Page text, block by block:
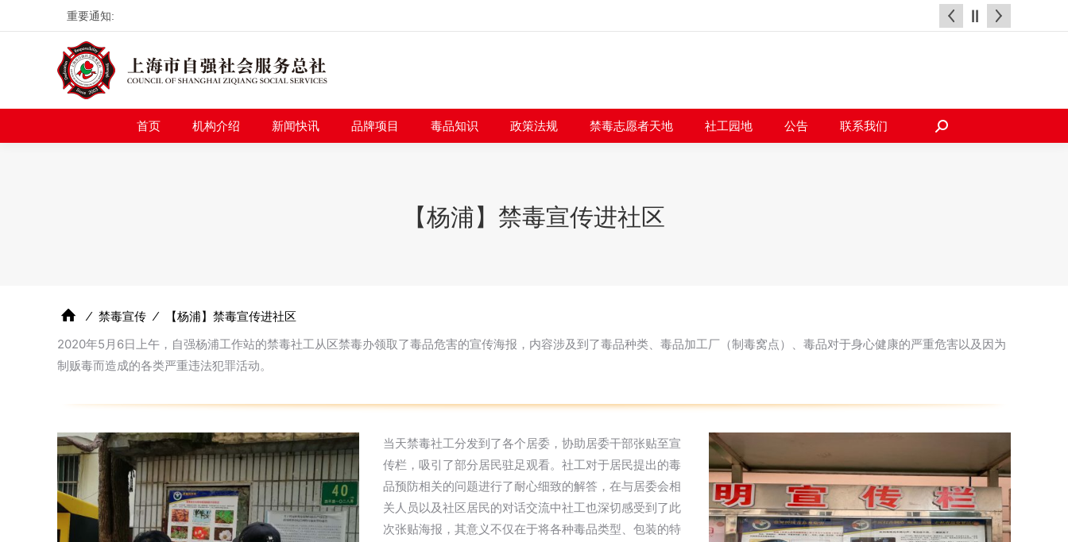
重要通知:
首页 机构介绍 新闻快讯 品牌项目 毒品知识 政策法规 禁毒志愿者天地 社工园地 公告 联系我们
搜
【杨浦】禁毒宣传进社区
⁄ 禁毒宣传 ⁄
【杨浦】禁毒宣传进社区
2020年5月6日上午，自强杨浦工作站的禁毒社工从区禁毒办领取了毒品危害的宣传海报，内容涉及到了毒品种类、毒品加工厂（制毒窝点）、毒品对于身心健康的严重危害以及因为
制贩毒而造成的各类严重违法犯罪活动。
当天禁毒社工分发到了各个居委，协助居委干部张贴至宣
传栏，吸引了部分居民驻足观看。社工对于居民提出的毒
品预防相关的问题进行了耐心细致的解答，在与居委会相
关人员以及社区居民的对话交流中社工也深切感受到了此
次张贴海报，其意义不仅在于将各种毒品类型、包装的特
首页 机构介绍 新闻快讯 品牌项目 毒品知识 政策法规 禁毒志愿者天地 社工园地 公告 联系我们
搜